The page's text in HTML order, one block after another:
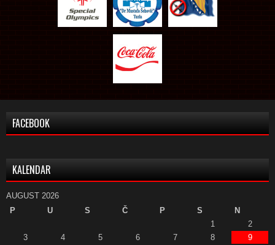
FACEBOOK
KALENDAR
AUGUST 2026
P
U S Č P S
N
1
2
3
4 5 6 7 8
9